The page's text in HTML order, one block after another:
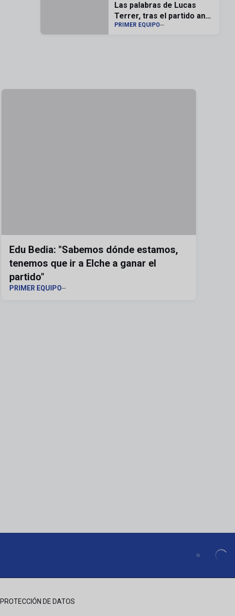
Las palabras de Lucas
Terrer, tras el partido ante
el Andorra
PRIMER EQUIPO
Edu Bedia: "Sabemos dónde estamos,
tenemos que ir a Elche a ganar el
partido"
PRIMER EQUIPO
PROTECCIÓN DE DATOS